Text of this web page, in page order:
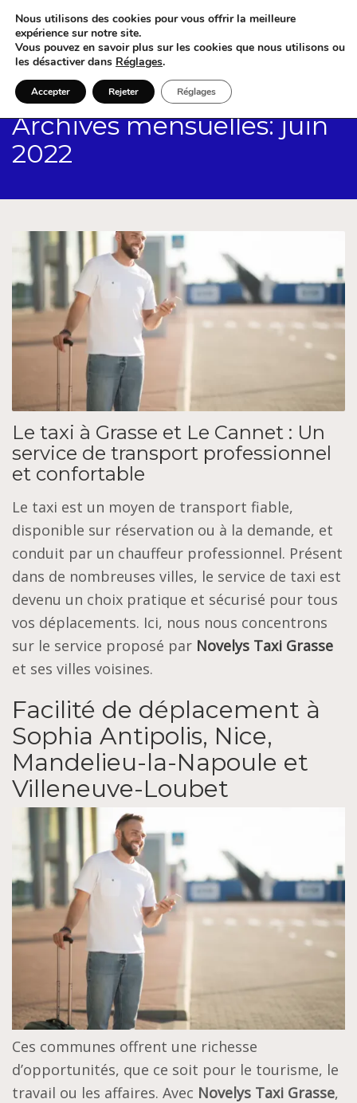
Archives mensuelles: juin
2022
Le taxi à Grasse et Le Cannet : Un
service de transport professionnel
et confortable
Le taxi est un moyen de transport fiable,
disponible sur réservation ou à la demande, et
conduit par un chauffeur professionnel. Présent
dans de nombreuses villes, le service de taxi est
devenu un choix pratique et sécurisé pour tous
vos déplacements. Ici, nous nous concentrons
sur le service proposé par Novelys Taxi Grasse
et ses villes voisines.
Facilité de déplacement à
Sophia Antipolis, Nice,
Mandelieu-la-Napoule et
Villeneuve-Loubet
Ces communes offrent une richesse
d’opportunités, que ce soit pour le tourisme, le
travail ou les affaires. Avec Novelys Taxi Grasse,
Nous utilisons des cookies pour vous offrir la meilleure
expérience sur notre site.
Vous pouvez en savoir plus sur les cookies que nous utilisons ou
les désactiver dans Réglages.
Accepter Rejeter Réglages